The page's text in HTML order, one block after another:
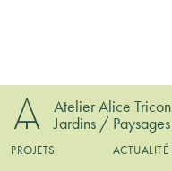
Atelier Alice Tricon
Jardins / Paysages
PROJETS ACTUALITÉ